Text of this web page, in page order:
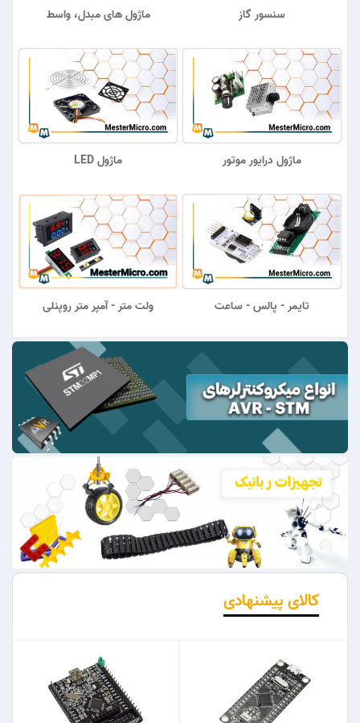
سنسور گاز ماژول های مبدل، واسط
ماژول درایور موتور ماژول LED
تایمر - پالس - ساعت ولت متر - آمپر متر روپنلی
کالای پیشنهادی